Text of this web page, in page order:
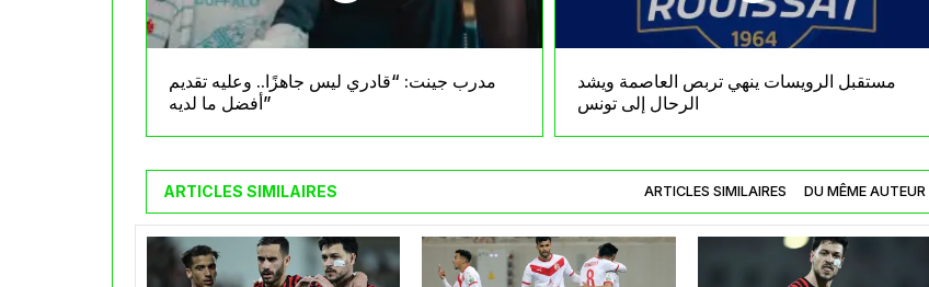
مدرب جينت: “قادري ليس جاهزًا.. وعليه تقديم
أفضل ما لديه”
مستقبل الرويسات ينهي تربص العاصمة ويشد
الرحال إلى تونس
ARTICLES SIMILAIRES ARTICLES SIMILAIRES DU MÊME AUTEUR